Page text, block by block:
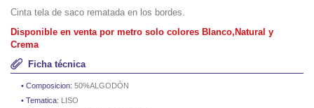
Cinta tela de saco rematada en los bordes.
Disponible en venta por metro solo colores Blanco,Natural y
Crema
Ficha técnica
Composicion: 50%ALGODÓN
Tematica: LISO